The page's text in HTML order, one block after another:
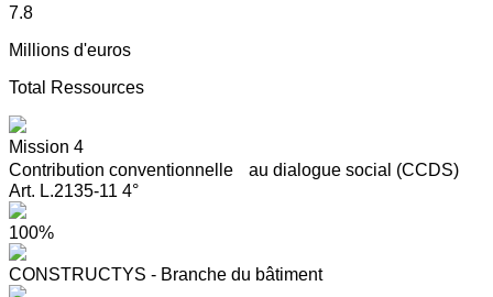
7.8
Millions d'euros
Total Ressources
Mission 4
Contribution conventionnelle au dialogue social (CCDS)
Art. L.2135-11 4°
100%
CONSTRUCTYS - Branche du bâtiment